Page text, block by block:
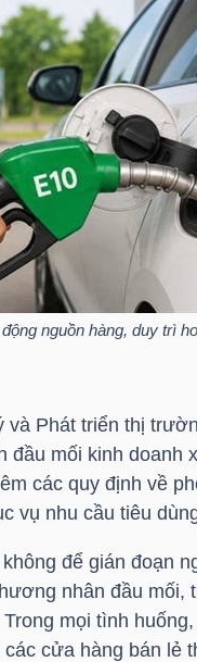
nguồn hàng, duy trì
và Phát triển thị
mối kinh doanh
các quy định về
vụ nhu cầu tiêu
để gián đoạn
nhân đầu mối,
mọi tình
cửa hàng bán lẻ